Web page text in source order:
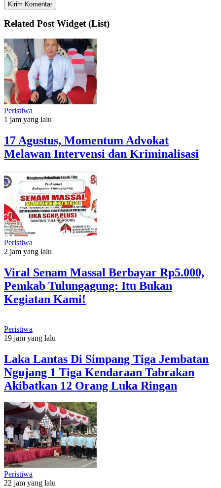
Related Post Widget (List)
Peristiwa
1 jam yang lalu
17 Agustus, Momentum Advokat
Melawan Intervensi dan Kriminalisasi
Peristiwa
2 jam yang lalu
Viral Senam Massal Berbayar Rp5.000,
Pemkab Tulungagung: Itu Bukan
Kegiatan Kami!
Peristiwa
19 jam yang lalu
Laka Lantas Di Simpang Tiga Jembatan
Ngujang 1 Tiga Kendaraan Tabrakan
Akibatkan 12 Orang Luka Ringan
Peristiwa
22 jam yang lalu